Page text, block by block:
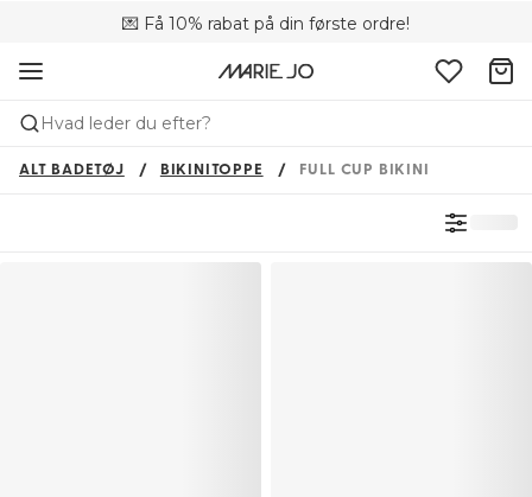
💌 Få 10% rabat på din første ordre!
🚚 Gratis levering over +699 kr.
📦 Fri returnering
Hvad leder du efter?
ALT BADETØJ BIKINITOPPE FULL CUP BIKINI